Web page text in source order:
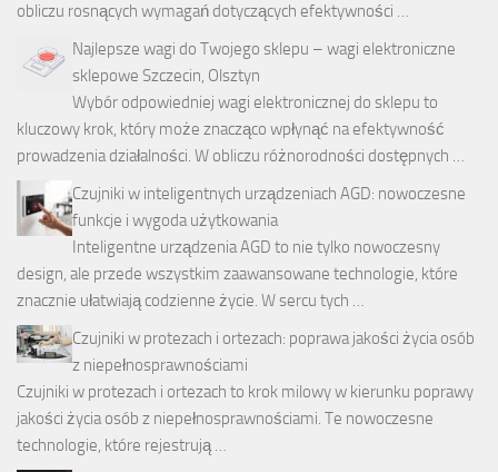
obliczu rosnących wymagań dotyczących efektywności …
Najlepsze wagi do Twojego sklepu – wagi elektroniczne
sklepowe Szczecin, Olsztyn
Wybór odpowiedniej wagi elektronicznej do sklepu to
kluczowy krok, który może znacząco wpłynąć na efektywność
prowadzenia działalności. W obliczu różnorodności dostępnych …
Czujniki w inteligentnych urządzeniach AGD: nowoczesne
funkcje i wygoda użytkowania
Inteligentne urządzenia AGD to nie tylko nowoczesny
design, ale przede wszystkim zaawansowane technologie, które
znacznie ułatwiają codzienne życie. W sercu tych …
Czujniki w protezach i ortezach: poprawa jakości życia osób
z niepełnosprawnościami
Czujniki w protezach i ortezach to krok milowy w kierunku poprawy
jakości życia osób z niepełnosprawnościami. Te nowoczesne
technologie, które rejestrują …